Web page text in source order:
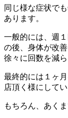
同じ様な症状で
あります。
一般的には、週
の後、身体が改
徐々に回数を減ら
最終的には１ヶ
店頂く様にしてい
もちろん、あく